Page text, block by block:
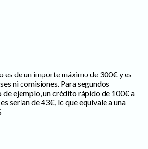
es de un importe máximo de 300€ y es
ni comisiones. Para segundos
de ejemplo, un crédito rápido de 100€ a
serían de 43€, lo que equivale a una